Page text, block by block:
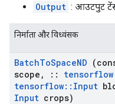
Output : आउटपुट
निर्माता और विध्वंसक
BatchToSpaceND
scope , :: tensorflow
tensorflow:: Input
Input crops)